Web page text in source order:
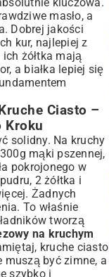
masło, a
Dobrej jakości
kur, najlepiej z
żółtka mają
a białka lepiej się
Ciasto –
Kroku
solidny. Na kruchy
mąki pszennej,
pokrojonego w
2 żółtka i
Żadnych
To właśnie
tworzą
na kruchym
kruche ciasto
muszą być zimne, a
szybko i